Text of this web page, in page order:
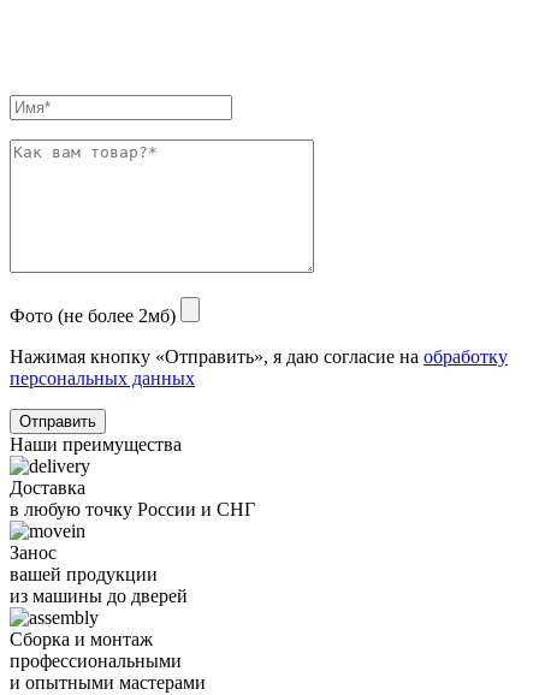
Фото (не более 2мб)
Нажимая кнопку «Отправить», я даю согласие на обработку
персональных данных
Отправить
Наши преимущества
Доставка
в любую точку России и СНГ
Занос
вашей продукции
из машины до дверей
Сборка и монтаж
профессиональными
и опытными мастерами